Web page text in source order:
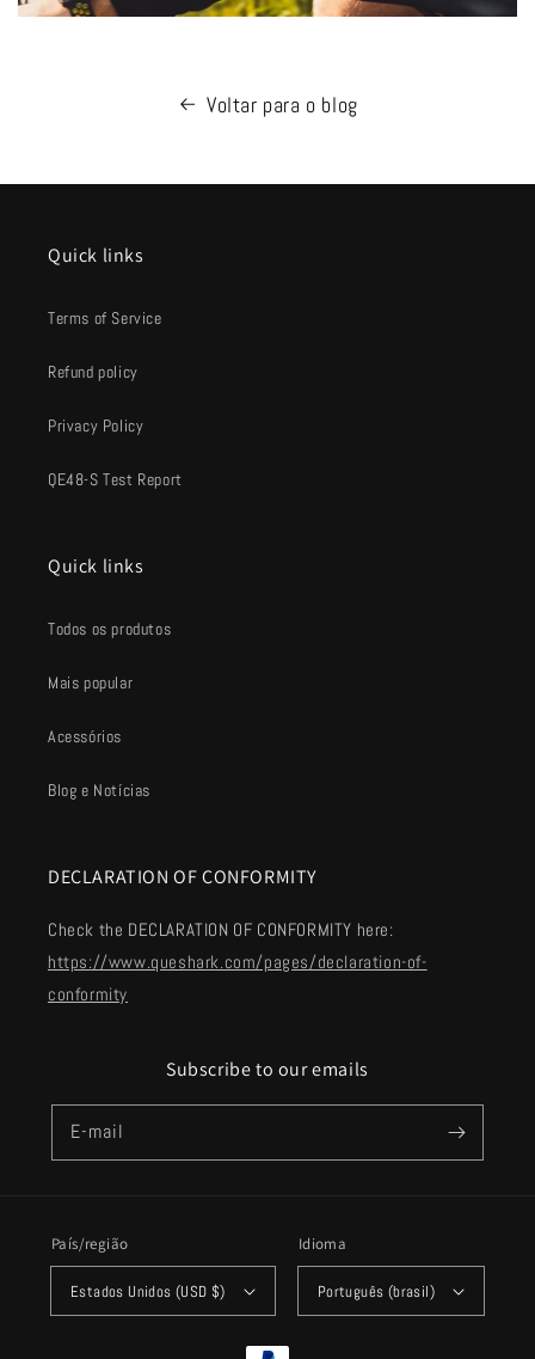
Voltar para o blog
Quick links
Terms of Service
Refund policy
Privacy Policy
QE48-S Test Report
Quick links
Todos os produtos
Mais popular
Acessórios
Blog e Notícias
DECLARATION OF CONFORMITY
Check the DECLARATION OF CONFORMITY here:
https://www.queshark.com/pages/declaration-of-
conformity
Subscribe to our emails
E-mail
País/região
Estados Unidos (USD $)
Idioma
Português (brasil)
Formas